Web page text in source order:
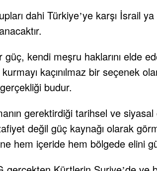
dahi Türkiye’ye karşı İsrail
kendi meşru haklarını elde
kaçınılmaz bir seçenek
budur.
gerektirdiği tarihsel ve
değil güç kaynağı olarak
hem içeride hem bölgede elini